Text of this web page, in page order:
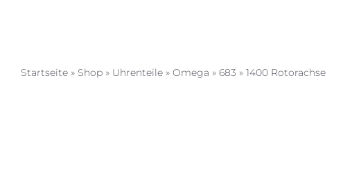
Startseite » Shop » Uhrenteile » Omega » 683 » 1400 Rotorachse